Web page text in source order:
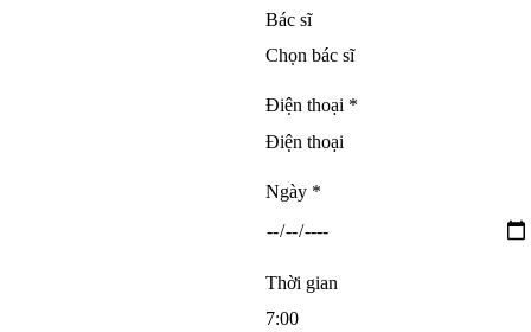
Bác sĩ
Điện thoại *
Ngày *
Thời gian